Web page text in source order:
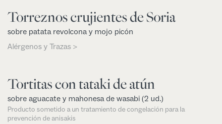
Torreznos crujientes de Soria
sobre patata revolcona y mojo picón
Alérgenos y Trazas >
Tortitas con tataki de atún
sobre aguacate y mahonesa de wasabi (2 ud.)
Producto sometido a un tratamiento de congelación para la
prevención de anisakis